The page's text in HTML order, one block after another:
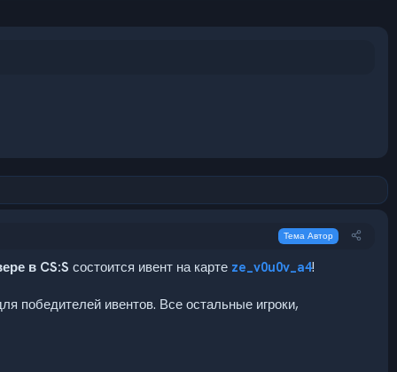
Тема Автор
в CS:S состоится ивент на карте ze_v0u0v_a4!
победителей ивентов. Все остальные игроки,